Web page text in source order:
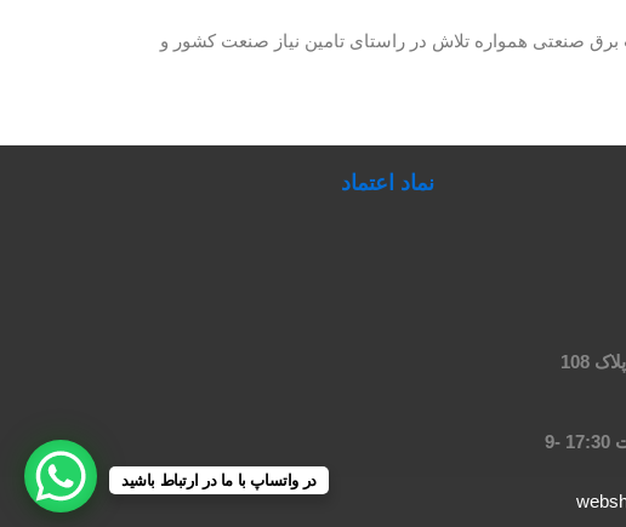
و عرضه محصولات برق صنعتی همواره تلاش در راستای تامین نیاز صنعت کشور و
108
نماد اعتماد
در واتساپ با ما در ارتباط باشید